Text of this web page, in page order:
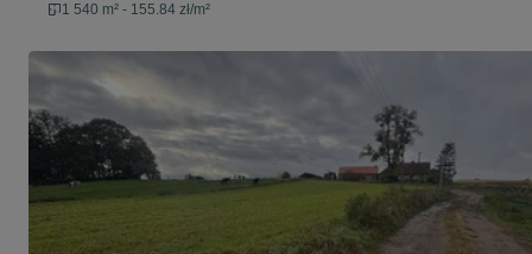
1 540 m² - 155.84 zł/m²